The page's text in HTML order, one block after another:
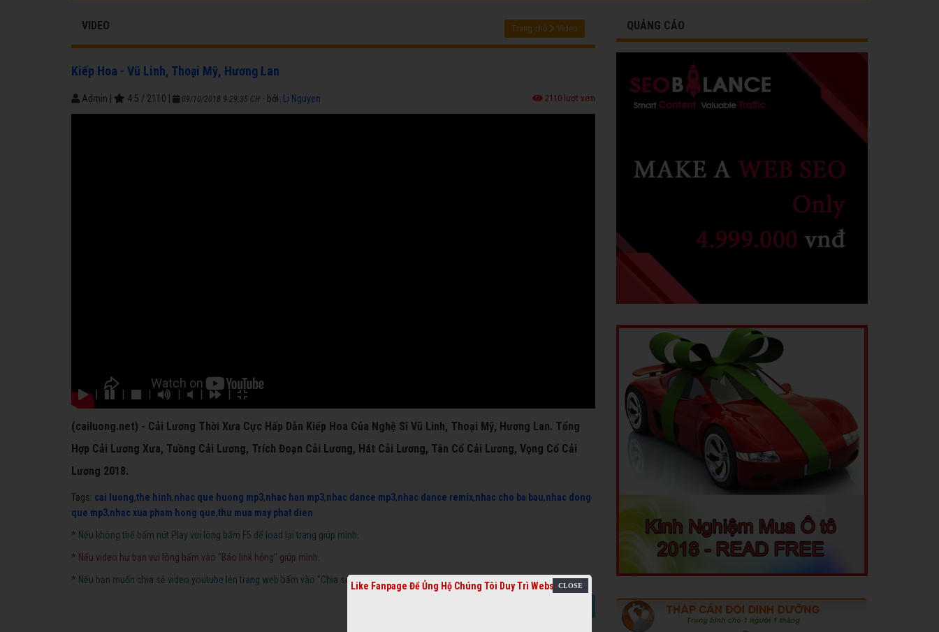
VIDEO Trang chủ Video
Kiếp Hoa - Vũ Linh, Thoại Mỹ, Hương Lan
Admin 4.5 / 2110 09/10/2018 9:29:35 CH - bởi: Li Nguyen 2110 lượt xem
| | | | | |
(cailuong.net) - Cải Lương Thời Xưa Cực Hấp Dẫn Kiếp Hoa Của Nghệ Sĩ Vũ Linh, Thoại Mỹ, Hương Lan. Tổng
Hợp Cải Lương Xưa, Tuồng Cải Lương, Trích Đoạn Cải Lương, Hát Cải Lương, Tân Cổ Cải Lương, Vọng Cổ Cải
Lương 2018.
Tags: cai luong,the hinh,nhac que huong mp3,nhac han mp3,nhac dance mp3,nhac dance remix,nhac cho ba bau,nhac dong
que mp3,nhac xua pham hong que,thu mua may phat dien
* Nếu không thể bấm nút Play vui lòng bấm F5 để load lại trang giúp mình.
* Nếu video hư bạn vui lòng bấm vào "Báo link hỏng" giúp mình.
* Nếu bạn muốn chia sẻ video youtube lên trang web bấm vào "Chia sẻ video cải lương".
QUẢNG CÁO
Like Fanpage Để Ủng Hộ Chúng Tôi Duy Trì Website